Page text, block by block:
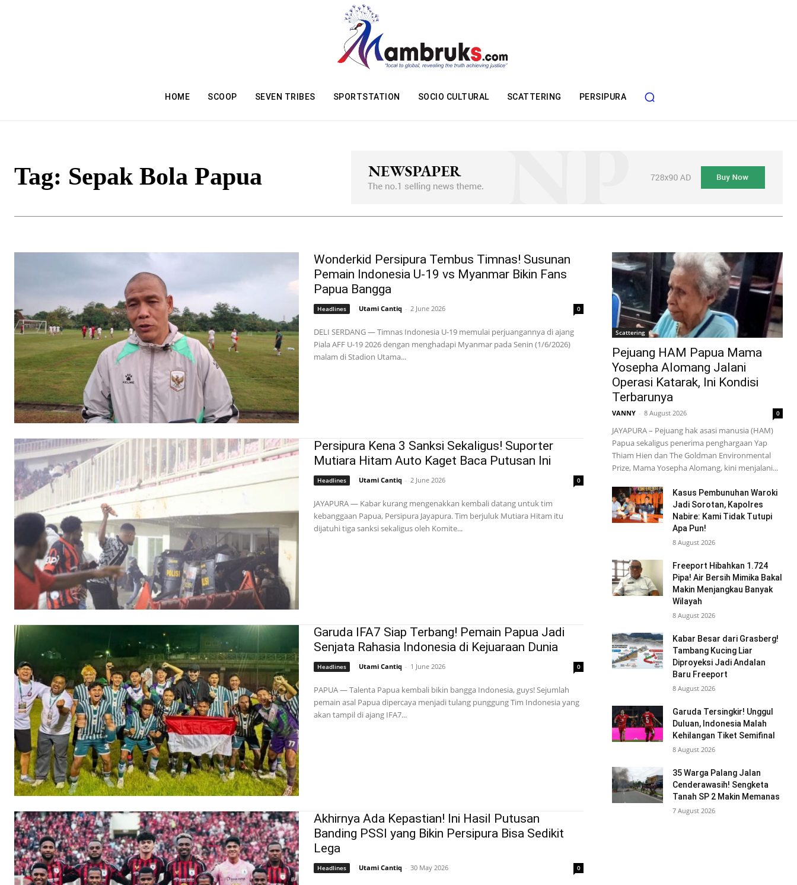
HOME SCOOP SEVEN TRIBES SPORTSTATION SOCIO CULTURAL SCATTERING PERSIPURA
Tag: Sepak Bola Papua
Wonderkid Persipura Tembus Timnas! Susunan
Pemain Indonesia U-19 vs Myanmar Bikin Fans
Papua Bangga
Headlines Utami Cantiq - 2 June 2026 0
DELI SERDANG — Timnas Indonesia U-19 memulai perjuangannya di ajang
Piala AFF U-19 2026 dengan menghadapi Myanmar pada Senin (1/6/2026)
malam di Stadion Utama...
Persipura Kena 3 Sanksi Sekaligus! Suporter
Mutiara Hitam Auto Kaget Baca Putusan Ini
Headlines Utami Cantiq - 2 June 2026 0
JAYAPURA — Kabar kurang mengenakkan kembali datang untuk tim
kebanggaan Papua, Persipura Jayapura. Tim berjuluk Mutiara Hitam itu
dijatuhi tiga sanksi sekaligus oleh Komite...
Garuda IFA7 Siap Terbang! Pemain Papua Jadi
Senjata Rahasia Indonesia di Kejuaraan Dunia
Headlines Utami Cantiq - 1 June 2026 0
PAPUA — Talenta Papua kembali bikin bangga Indonesia, guys! Sejumlah
pemain asal Papua dipercaya menjadi tulang punggung Tim Indonesia yang
akan tampil di ajang IFA7...
Akhirnya Ada Kepastian! Ini Hasil Putusan
Banding PSSI yang Bikin Persipura Bisa Sedikit
Lega
Headlines Utami Cantiq - 30 May 2026 0
Scattering
Pejuang HAM Papua Mama
Yosepha Alomang Jalani
Operasi Katarak, Ini Kondisi
Terbarunya
VANNY - 8 August 2026 0
JAYAPURA – Pejuang hak asasi manusia (HAM)
Papua sekaligus penerima penghargaan Yap
Thiam Hien dan The Goldman Environmental
Prize, Mama Yosepha Alomang, kini menjalani...
Kasus Pembunuhan Waroki
Jadi Sorotan, Kapolres
Nabire: Kami Tidak Tutupi
Apa Pun!
8 August 2026
Freeport Hibahkan 1.724
Pipa! Air Bersih Mimika Bakal
Makin Menjangkau Banyak
Wilayah
8 August 2026
Kabar Besar dari Grasberg!
Tambang Kucing Liar
Diproyeksi Jadi Andalan
Baru Freeport
8 August 2026
Garuda Tersingkir! Unggul
Duluan, Indonesia Malah
Kehilangan Tiket Semifinal
8 August 2026
35 Warga Palang Jalan
Cenderawasih! Sengketa
Tanah SP 2 Makin Memanas
7 August 2026